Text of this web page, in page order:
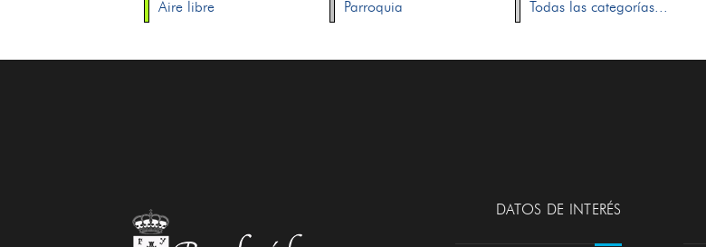
Aire libre
Parroquia Todas las categorías...
DATOS DE INTERÉS